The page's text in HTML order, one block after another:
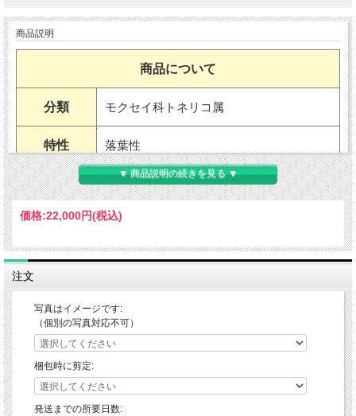
商品説明
商品について
分類 モクセイ科トネリコ属
特性 落葉性
用途 地植え・鉢植え（室内不可）
耐暑性 強い
耐寒性 強い
草丈
10mくらい（環境による）
開花期 5～6月
▼ 商品説明の続きを見る ▼
価格:22,000円(税込)
注文
写真はイメージです:
（個別の写真対応不可）
梱包時に剪定:
発送までの所要日数: